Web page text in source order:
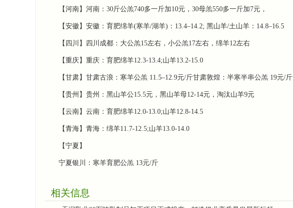
【河南】河南：30斤公羔740多一斤加10元，30母羔550多一斤加7元，
【安徽】安徽：育肥绵羊(寒羊/湖羊)：13.4–14.2; 黑山羊/土山羊：14.8–16.5
【四川】四川成都：大公羔15左右，小公羔17左右，绵羊12左右
【重庆】重庆：育肥绵羊12.3-13.4;山羊13.2-15.0
【甘肃】甘肃古浪：寒羊公羔 ‌11.5–12.9元/斤‌甘肃敦煌：半寒半串公羔 ‌19元/斤‌
【贵州】贵州：黑山羊公15.5元，黑山羊母12-14元，淘汰山羊9元
【云南】云南：育肥绵羊12.0-13.0;山羊12.8-14.5
【青海】青海：绵羊11.7-12.5;山羊13.0-14.0
【宁夏】
宁夏银川：寒羊育肥公羔 ‌13元/斤‌
相关信息